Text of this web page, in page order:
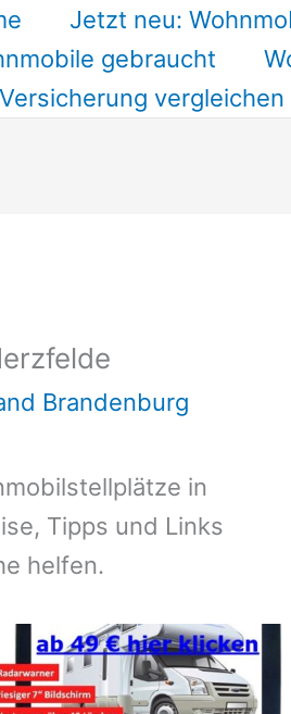
Jetzt neu:
gebraucht
vergleichen
Brandenburg
in
Tipps und Links
helfen.